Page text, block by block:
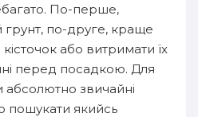
По-перше,
грунт, по-друге, краще
кісточок або витримати їх
перед посадкою. Для
звичайні
пошукати якийсь